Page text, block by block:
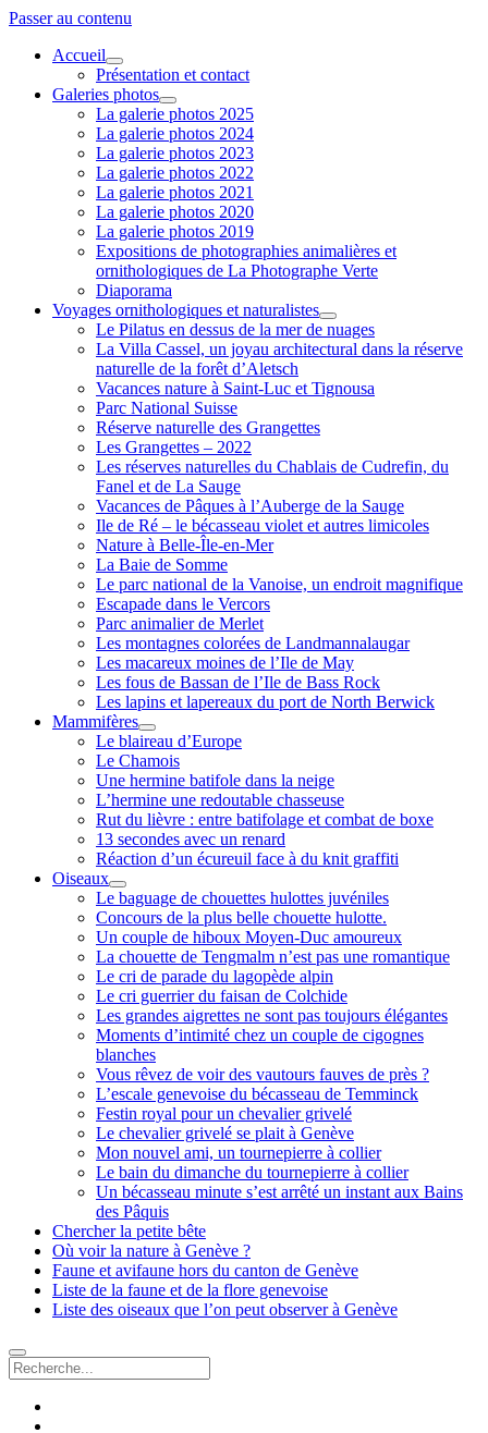
Passer au contenu
Accueil
ouvrir
menu
Présentation et contact
Galeries photos
ouvrir
menu
La galerie photos 2025
La galerie photos 2024
La galerie photos 2023
La galerie photos 2022
La galerie photos 2021
La galerie photos 2020
La galerie photos 2019
Expositions de photographies animalières et
ornithologiques de La Photographe Verte
Diaporama
Voyages ornithologiques et naturalistes
ouvrir
menu
Le Pilatus en dessus de la mer de nuages
La Villa Cassel, un joyau architectural dans la réserve
naturelle de la forêt d’Aletsch
Vacances nature à Saint-Luc et Tignousa
Parc National Suisse
Réserve naturelle des Grangettes
Les Grangettes – 2022
Les réserves naturelles du Chablais de Cudrefin, du
Fanel et de La Sauge
Vacances de Pâques à l’Auberge de la Sauge
Ile de Ré – le bécasseau violet et autres limicoles
Nature à Belle-Île-en-Mer
La Baie de Somme
Le parc national de la Vanoise, un endroit magnifique
Escapade dans le Vercors
Parc animalier de Merlet
Les montagnes colorées de Landmannalaugar
Les macareux moines de l’Ile de May
Les fous de Bassan de l’Ile de Bass Rock
Les lapins et lapereaux du port de North Berwick
Mammifères
ouvrir
menu
Le blaireau d’Europe
Le Chamois
Une hermine batifole dans la neige
L’hermine une redoutable chasseuse
Rut du lièvre : entre batifolage et combat de boxe
13 secondes avec un renard
Réaction d’un écureuil face à du knit graffiti
Oiseaux
ouvrir
menu
Le baguage de chouettes hulottes juvéniles
Concours de la plus belle chouette hulotte.
Un couple de hiboux Moyen-Duc amoureux
La chouette de Tengmalm n’est pas une romantique
Le cri de parade du lagopède alpin
Le cri guerrier du faisan de Colchide
Les grandes aigrettes ne sont pas toujours élégantes
Moments d’intimité chez un couple de cigognes
blanches
Vous rêvez de voir des vautours fauves de près ?
L’escale genevoise du bécasseau de Temminck
Festin royal pour un chevalier grivelé
Le chevalier grivelé se plait à Genève
Mon nouvel ami, un tournepierre à collier
Le bain du dimanche du tournepierre à collier
Un bécasseau minute s’est arrêté un instant aux Bains
des Pâquis
Chercher la petite bête
Où voir la nature à Genève ?
Faune et avifaune hors du canton de Genève
Liste de la faune et de la flore genevoise
Liste des oiseaux que l’on peut observer à Genève
Recherche